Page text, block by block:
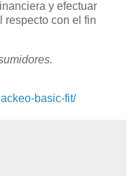
y efectuar
respecto con el fin
basic-fit/